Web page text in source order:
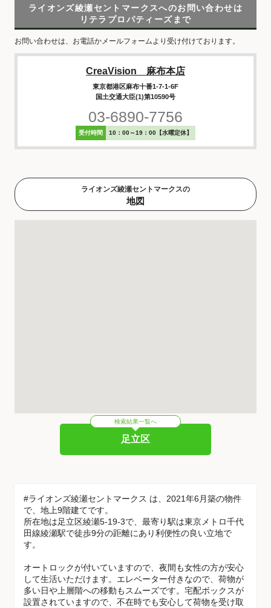
ライオンズ綾瀬セントマークスへのお問い合わせは
リテラプロパティーズまで
お問い合わせは、お電話かメールフォームより受け付けております。
CreaVision 麻布本店
東京都港区麻布十番1-7-1-6F
国土交通大臣(1)第10590号
03-6890-7756
受付時間 10：00～19：00【水曜定休】
ライオンズ綾瀬セントマークスの
地図
検索結果一覧へ
足立区
#ライオンズ綾瀬セントマークス は、2021年6月築の物件
で、地上9階建てです。
所在地は足立区綾瀬5-19-3で、最寄り駅は東京メトロ千代
田線綾瀬駅で徒歩9分の距離にあり利便性の良い立地で
す。
オートロックが付いていますので、夜間も女性の方が安心
して生活いただけます。エレベーター付きなので、荷物が
多い日や上層階への移動もスムーズです。宅配ボックスが
設置されていますので、不在時でも安心して荷物を受け取